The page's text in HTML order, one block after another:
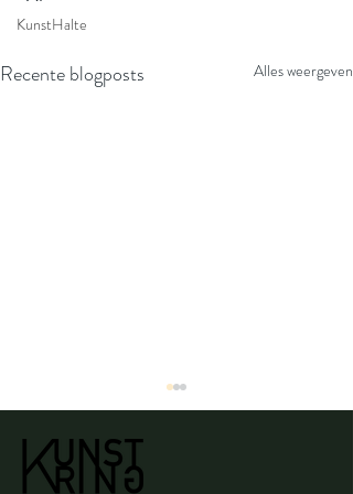
KunstHalte
Recente blogposts Alles weergeven